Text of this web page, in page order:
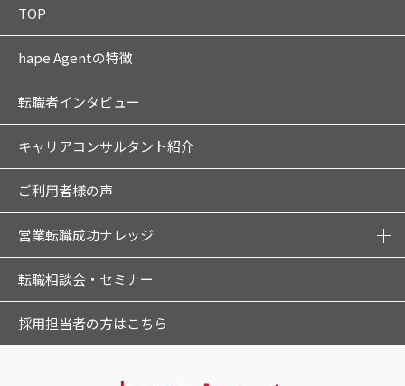
TOP
hape Agentの特徴
転職者インタビュー
キャリアコンサルタント紹介
ご利用者様の声
営業転職成功ナレッジ
転職相談会・セミナー
採用担当者の方はこちら